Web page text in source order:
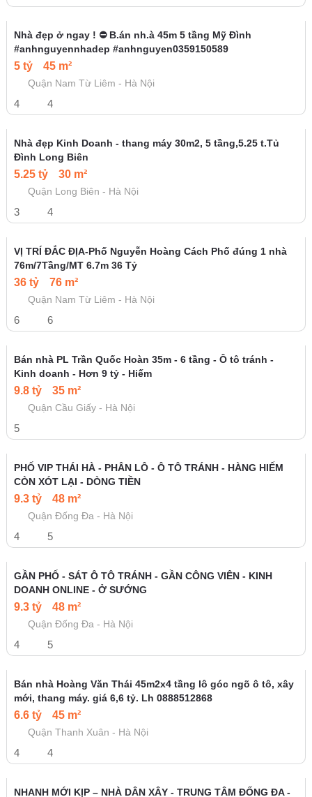
2 1
(Hot) Tòa CHDV 39m2 x 6 tầng x 10 phòng ngõ 61 Phan Kế
8.35 tỷ 40 m²
Quận Ba Đình - Hà Nội
10 10
Nhà đẹp ở ngay ! ⛔ B.án nh.à 45m 5 tầng Mỹ Đình
#anhnguyennhadep #anhnguyen0359150589
5 tỷ 45 m²
Quận Nam Từ Liêm - Hà Nội
4 4
Nhà đẹp Kinh Doanh - thang máy 30m2, 5 tầng,5.25 t.Tủ
Đình Long Biên
Quận Long Biên - Hà Nội
76m/7Tầng/MT 6.7m 36 Tỷ
Quận Nam Từ Liêm - Hà Nội
6 6
Kinh doanh - Hơn 9 tỷ - Hiếm
9.8 tỷ 35 m²
Quận Cầu Giấy - Hà Nội